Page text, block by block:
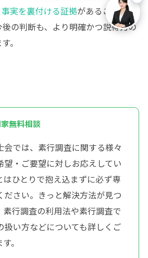
事実を裏付ける証拠があることで、
の判断も、より明確かつ説得力の
。
無料相談
会では、素行調査に関する様々
望・ご要望に対しお応えしてい
はひとりで抱え込まずに必ず専
ださい。きっと解決方法が見つ
素行調査の利用法や素行調査で
扱い方などについても詳しくご
。